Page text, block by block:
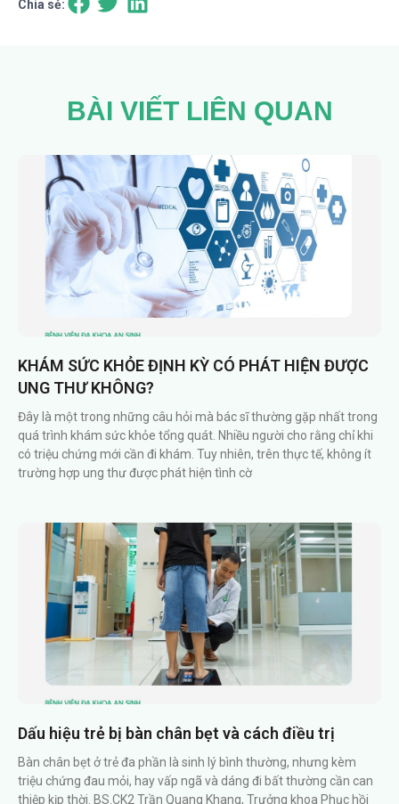
Chia sẻ:
BÀI VIẾT LIÊN QUAN
KHÁM SỨC KHỎE ĐỊNH KỲ CÓ PHÁT HIỆN ĐƯỢC
UNG THƯ KHÔNG?
Đây là một trong những câu hỏi mà bác sĩ thường gặp nhất trong
quá trình khám sức khỏe tổng quát. Nhiều người cho rằng chỉ khi
có triệu chứng mới cần đi khám. Tuy nhiên, trên thực tế, không ít
trường hợp ung thư được phát hiện tình cờ
Dấu hiệu trẻ bị bàn chân bẹt và cách điều trị
Bàn chân bẹt ở trẻ đa phần là sinh lý bình thường, nhưng kèm
triệu chứng đau mỏi, hay vấp ngã và dáng đi bất thường cần can
thiệp kịp thời. BS.CK2 Trần Quang Khang, Trưởng khoa Phục hồi